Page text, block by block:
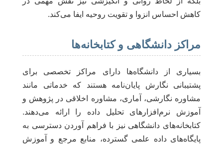
کاهش احساس انزوا و تقویت روحیه ایفا می‌کند.
مراکز دانشگاهی و کتابخانه‌ها
بسیاری از دانشگاه‌ها دارای مراکز تخصصی برای
پشتیبانی نگارش پایان‌نامه هستند که خدماتی مانند
مشاوره نگارشی، آماری، مشاوره اخلاقی در پژوهش و
آموزش نرم‌افزارهای تحلیل داده را ارائه می‌دهند.
کتابخانه‌های دانشگاهی نیز با فراهم آوردن دسترسی به
پایگاه‌های داده علمی گسترده، منابع مرجع و آموزش